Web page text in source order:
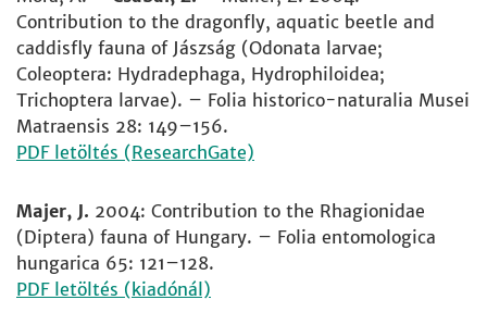
Contribution to the dragonfly, aquatic beetle and
caddisfly fauna of Jászság (Odonata larvae;
Coleoptera: Hydradephaga, Hydrophiloidea;
Trichoptera larvae). – Folia historico-naturalia Musei
Matraensis 28: 149–156.
PDF letöltés (ResearchGate)
Majer, J. 2004: Contribution to the Rhagionidae
(Diptera) fauna of Hungary. – Folia entomologica
hungarica 65: 121–128.
PDF letöltés (kiadónál)